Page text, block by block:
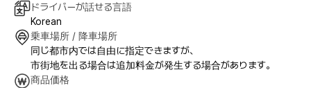
ドライバーが話せる言語
Korean
乗車場所 / 降車場所
同じ都市内では自由に指定できますが、
市街地を出る場合は追加料金が発生する場合があります。
商品価格